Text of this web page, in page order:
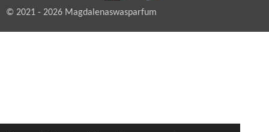
© 2021 - 2026 Magdalenaswasparfum